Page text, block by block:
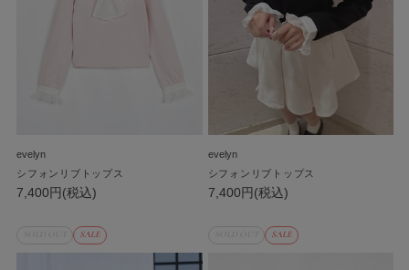
evelyn
シフォンリブトップス
7,400円(税込)
evelyn
シフォンリブトップス
7,400円(税込)
SALE SALE